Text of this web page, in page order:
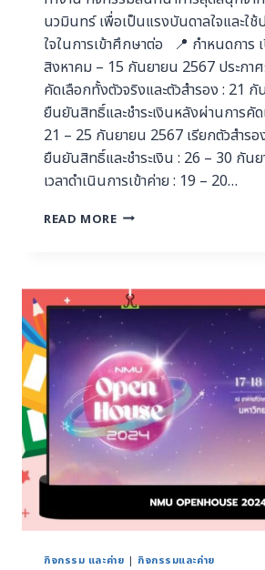
นวมินทร์ เพื่อเป็นแรงบันดาลใจและใช้
ใจในการเข้าศึกษาต่อ 📍 กำหนดการ
สิงหาคม – 15 กันยายน 2567 ประกา
คัดเลือกทั้งตัวจริงและตัวสำรอง : 21
ยืนยันสิทธิ์และชำระเงินหลังผ่านการคั
21 – 25 กันยายน 2567 เรียกตัวสำรอ
ยืนยันสิทธิ์และชำระเงิน : 26 – 30 กัน
เวลาดำเนินการเข้าค่าย : 19 – 20…
READ MORE
กิจกรรม และค่าย | กิจกรรมและค่าย